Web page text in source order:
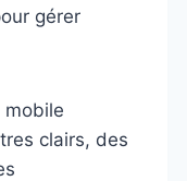
gérer
mobile
clairs, des